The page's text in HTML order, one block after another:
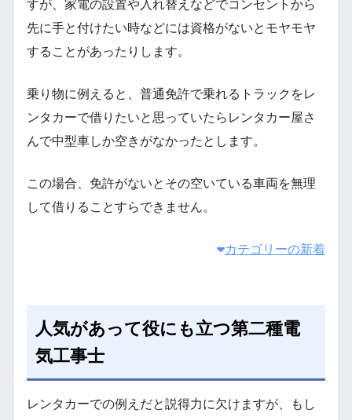
すが、家電の設置や入れ替えなどでコンセントから
先に手と付けたい時などには資格がないとモヤモヤ
することがあったりします。
乗り物に例えると、普通免許で乗れるトラックをレ
ンタカーで借りたいと思っていたらレンタカー屋さ
んで中型車しか空きがなかったとします。
この場合、免許がないとその空いている車両を無理
して借りることすらできません。
カテゴリーの新着
人気があって役にも立つ第二種電
気工事士
レンタカーでの例えだと説得力に欠けますが、もし